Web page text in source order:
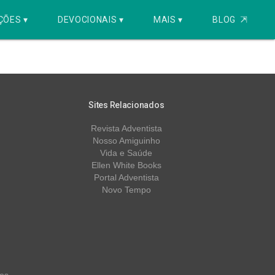
▾ DEVOCIONAIS ▾ MAIS ▾ BLOG ⇱
Sites Relacionados
Revista Adventista
Nosso Amiguinho
Vida e Saúde
Ellen White Books
Portal Adventista
Novo Tempo